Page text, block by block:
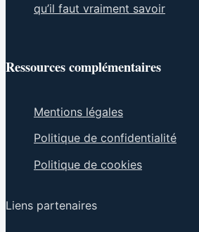
qu’il faut vraiment savoir
Ressources complémentaires
Mentions légales
Politique de confidentialité
Politique de cookies
Liens partenaires